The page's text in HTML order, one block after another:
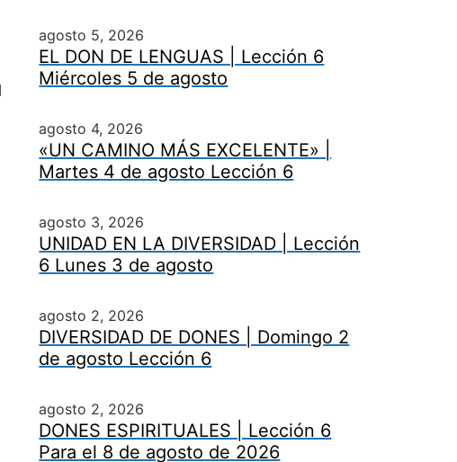
agosto 5, 2026
EL DON DE LENGUAS | Lección 6
Miércoles 5 de agosto
agosto 4, 2026
«UN CAMINO MÁS EXCELENTE» |
Martes 4 de agosto Lección 6
agosto 3, 2026
UNIDAD EN LA DIVERSIDAD | Lección
6 Lunes 3 de agosto
agosto 2, 2026
DIVERSIDAD DE DONES | Domingo 2
de agosto Lección 6
agosto 2, 2026
DONES ESPIRITUALES | Lección 6
Para el 8 de agosto de 2026